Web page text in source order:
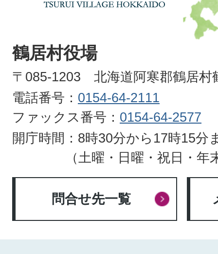
VILLAGE
HOKKAIDO
鶴居村役場
〒085-1203 北海道阿寒郡鶴居村
電話番号： 0154-64-2111
ファックス番号： 0154-64-2577
開庁時間：8時30分から17時15分
（土曜・日曜・祝日・年
問合せ先一覧